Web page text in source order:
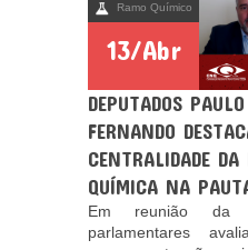
Ramo Químico
13/Abr
DEPUTADOS
FERNANDO
CENTRALIDADE
QUÍMICA NA
Em reunião da
parlamentares